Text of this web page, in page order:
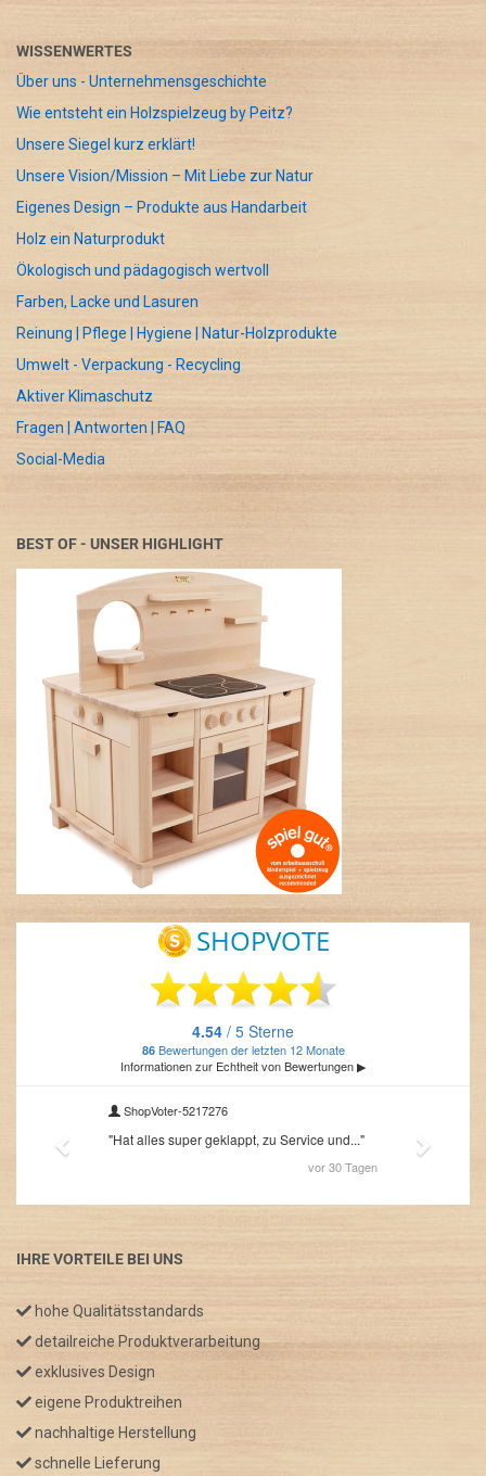
WISSENWERTES
Über uns - Unternehmensgeschichte
Wie entsteht ein Holzspielzeug by Peitz?
Unsere Siegel kurz erklärt!
Unsere Vision/Mission – Mit Liebe zur Natur
Eigenes Design – Produkte aus Handarbeit
Holz ein Naturprodukt
Ökologisch und pädagogisch wertvoll
Farben, Lacke und Lasuren
Reinung | Pflege | Hygiene | Natur-Holzprodukte
Umwelt - Verpackung - Recycling
Aktiver Klimaschutz
Fragen | Antworten | FAQ
Social-Media
BEST OF - UNSER HIGHLIGHT
IHRE VORTEILE BEI UNS
hohe Qualitätsstandards
detailreiche Produktverarbeitung
exklusives Design
eigene Produktreihen
nachhaltige Herstellung
schnelle Lieferung